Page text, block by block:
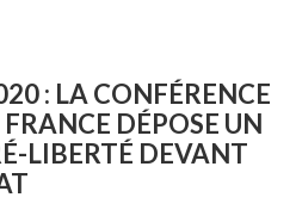
: LA CONFÉRENCE
DÉPOSE UN
LIBERTÉ DEVANT